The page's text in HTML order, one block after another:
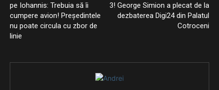
pe Iohannis: Trebuia să îi
cumpere avion! Președintele
nu poate circula cu zbor de
linie
3! George Simion a plecat de la
dezbaterea Digi24 din Palatul
Cotroceni